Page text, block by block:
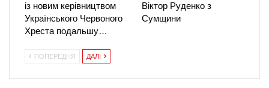
із новим керівництвом
Українського Червоного
Хреста подальшу…
Віктор Руденко з
Сумщини
ПОПЕРЕДНЯ ДАЛІ